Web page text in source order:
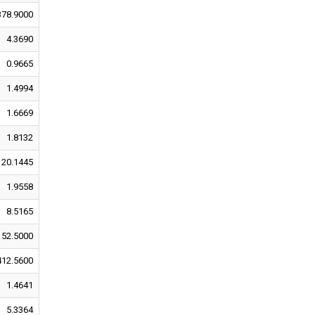
4.3690
0.9665
1.4994
1.6669
1.8132
20.1445
1.9558
8.5165
1.4641
5.3364